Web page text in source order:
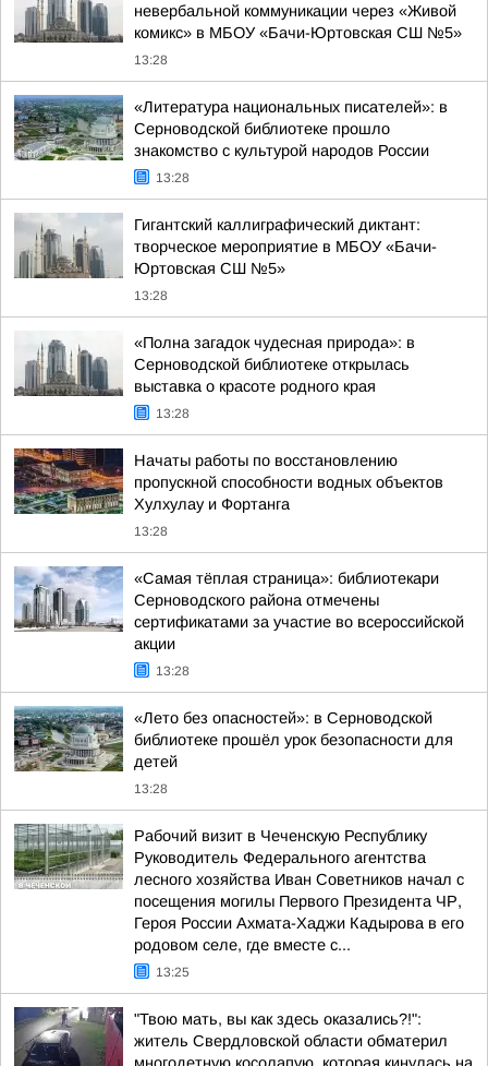
невербальной коммуникации через «Живой
комикс» в МБОУ «Бачи-Юртовская СШ №5»
13:28
«Литература национальных писателей»: в
Серноводской библиотеке прошло
знакомство с культурой народов России
13:28
Гигантский каллиграфический диктант:
творческое мероприятие в МБОУ «Бачи-
Юртовская СШ №5»
13:28
«Полна загадок чудесная природа»: в
Серноводской библиотеке открылась
выставка о красоте родного края
13:28
Начаты работы по восстановлению
пропускной способности водных объектов
Хулхулау и Фортанга
13:28
«Самая тёплая страница»: библиотекари
Серноводского района отмечены
сертификатами за участие во всероссийской
акции
13:28
«Лето без опасностей»: в Серноводской
библиотеке прошёл урок безопасности для
детей
13:28
Рабочий визит в Чеченскую Республику
Руководитель Федерального агентства
лесного хозяйства Иван Советников начал с
посещения могилы Первого Президента ЧР,
Героя России Ахмата-Хаджи Кадырова в его
родовом селе, где вместе с...
13:25
"Твою мать, вы как здесь оказались?!":
житель Свердловской области обматерил